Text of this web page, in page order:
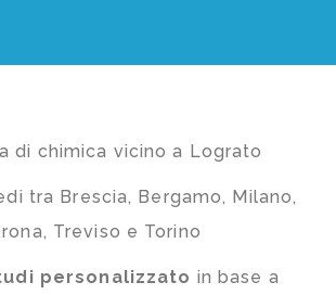
di chimica vicino a Lograto
tra Brescia, Bergamo, Milano,
Treviso e Torino
personalizzato in base a